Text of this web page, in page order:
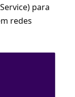
para
redes